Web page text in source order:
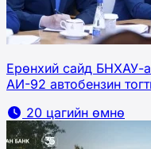
Ерөнхий сайд БНХАУ-
АИ-92 автобензин
20 цагийн өмнө